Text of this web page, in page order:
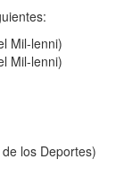
Mil-lenni)
Mil-lenni)
los Deportes)